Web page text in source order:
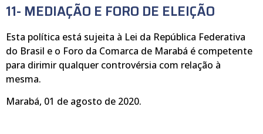
11- MEDIAÇÃO E FORO DE ELEIÇÃO
Esta política está sujeita à Lei da República Federativa
do Brasil e o Foro da Comarca de Marabá é competente
para dirimir qualquer controvérsia com relação à
mesma.
Marabá, 01 de agosto de 2020.